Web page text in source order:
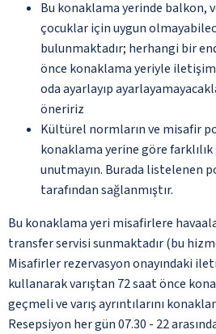
Bu konaklama yerinde balkon,
çocuklar için uygun
bulunmaktadır; herhangi bir
önce konaklama yeriyle
oda ayarlayıp
öneririz
Kültürel normların ve misafir
konaklama yerine göre
unutmayın. Burada listelenen
tarafından sağlanmıştır.
Bu konaklama yeri misafirlere
transfer servisi sunmaktadır (bu
Misafirler rezervasyon onayındaki
kullanarak varıştan 72 saat önce
geçmeli ve varış ayrıntılarını
Resepsiyon her gün 07.30 - 22